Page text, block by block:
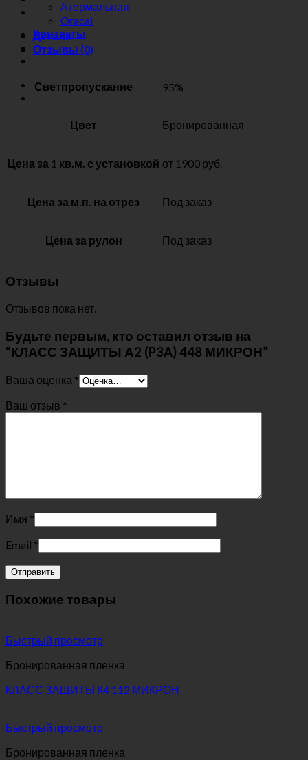
Атермальная
Oracal
Контакты
Детали
Отзывы (0)
Светпропускание 95%
Цвет Бронированная
Цена за 1 кв.м. с установкой от 1900 руб.
Цена за м.п. на отрез Под заказ
Цена за рулон Под заказ
Отзывы
Отзывов пока нет.
Будьте первым, кто оставил отзыв на
“КЛАСС ЗАЩИТЫ А2 (P3A) 448 МИКРОН”
Ваша оценка *
Ваш отзыв *
Имя *
Email *
Похожие товары
Быстрый просмотр
Бронированная пленка
КЛАСС ЗАЩИТЫ К4 112 МИКРОН
Быстрый просмотр
Бронированная пленка